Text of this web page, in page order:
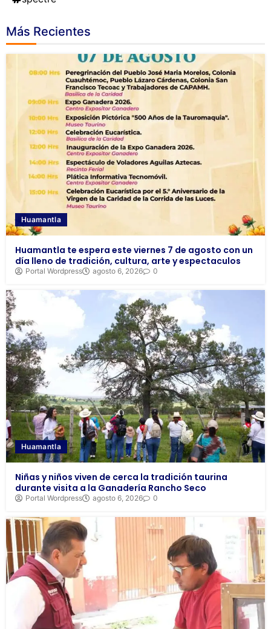
Más Recientes
Huamantla
Huamantla te espera este viernes 7 de agosto con un
día lleno de tradición, cultura, arte y espectaculos
Portal Wordpress agosto 6, 2026 0
Huamantla
Niñas y niños viven de cerca la tradición taurina
durante visita a la Ganadería Rancho Seco
Portal Wordpress agosto 6, 2026 0